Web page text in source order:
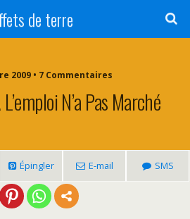
de terre
2009 • 7 Commentaires
N’a Pas Marché
Épingler E-mail SMS